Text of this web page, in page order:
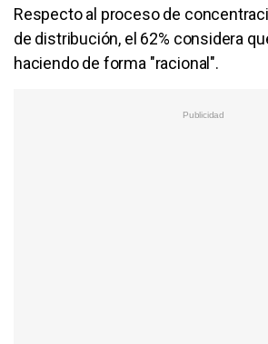
Respecto al proceso de
de distribución, el 62% considera
haciendo de forma "racional".